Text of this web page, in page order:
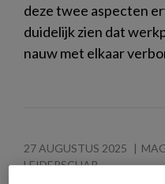
deze twee aspecten
duidelijk zien dat
nauw met elkaar
27 AUGUSTUS 2025
LEIDERSCHAP